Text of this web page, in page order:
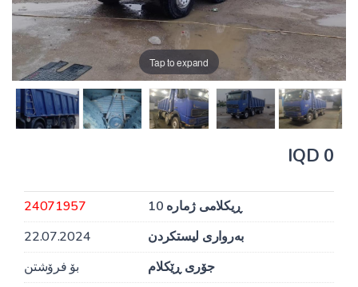
Tap to expand
0 IQD
ڕیکلامی ژمارە 10
24071957
بەرواری لیستکردن
22.07.2024
جۆری ڕێکلام
بۆ فرۆشتن